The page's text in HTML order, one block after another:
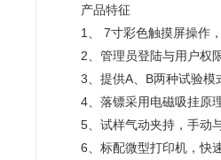
产品特征
1、
7寸彩色触摸屏操作
2、管理员登陆与用户权
3、提供A、B两种试验
4、落镖采用电磁吸挂原
5、试样气动夹持，手动
6、标配微型打印机，快